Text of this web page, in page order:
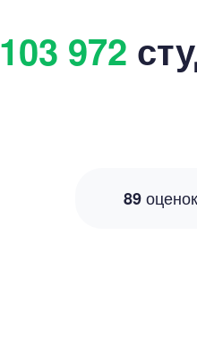
103 972
89оценок